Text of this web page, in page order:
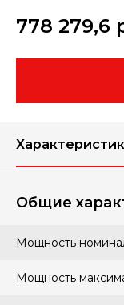
778 279,6
Общие
Мощность
Мощность